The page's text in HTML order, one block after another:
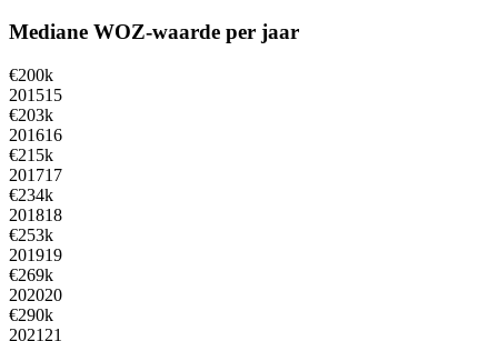
Mediane WOZ-waarde per jaar
€200k
201515
€203k
201616
€215k
201717
€234k
201818
€253k
201919
€269k
202020
€290k
2021 21